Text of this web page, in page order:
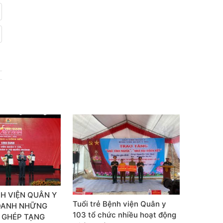
VIỆN QUÂN Y
NHỮNG
TẠNG
Tuổi trẻ Bệnh viện Quân y
103 tổ chức nhiều hoạt động